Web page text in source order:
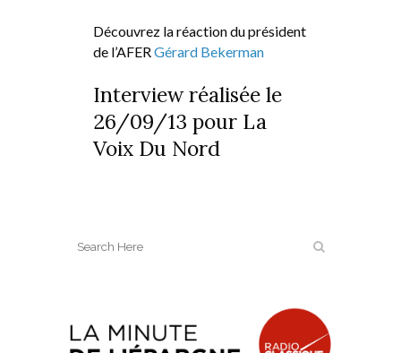
Découvrez la réaction du président
de l’AFER Gérard Bekerman
Interview réalisée le
26/09/13 pour La
Voix Du Nord